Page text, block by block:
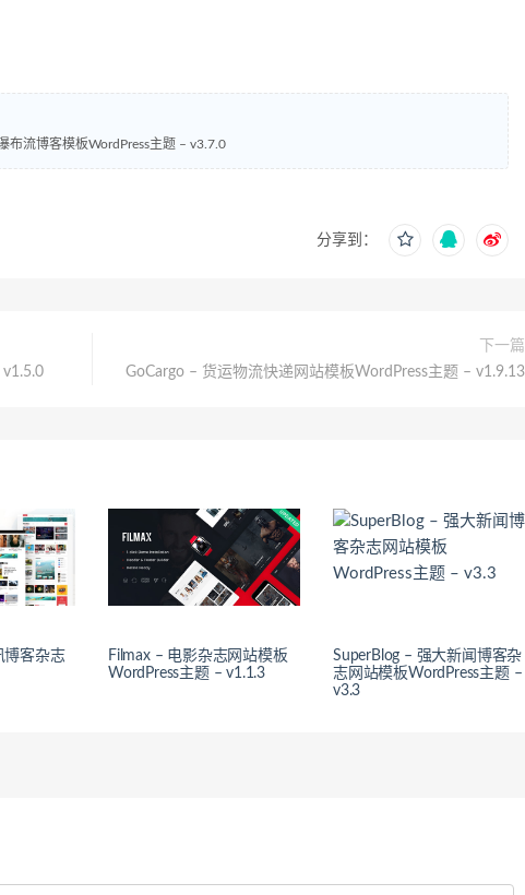
布流博客模板WordPress主题 – v3.7.0
分享到：
下一篇
GoCargo – 货运物流快递网站模板WordPress主题 – v1.9.13
博客杂志
Filmax – 电影杂志网站模板
WordPress主题 – v1.1.3
SuperBlog – 强大新闻博客杂
志网站模板WordPress主题 –
v3.3